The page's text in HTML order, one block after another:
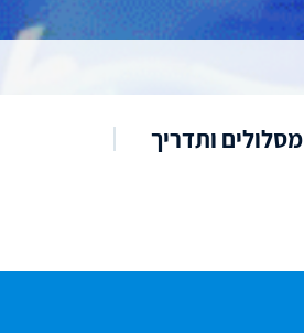
מסלולים ותדריך